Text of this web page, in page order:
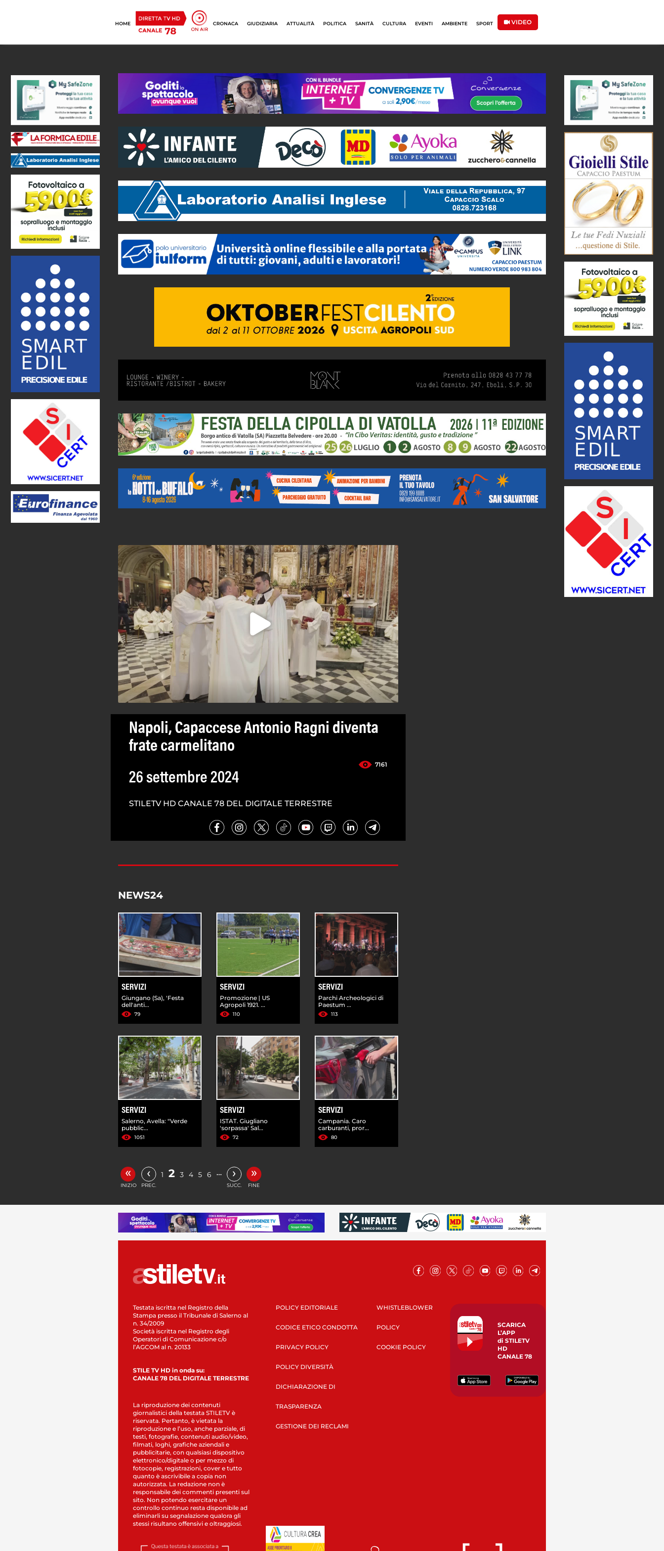
HOME CRONACA GIUDIZIARIA ATTUALITÀ POLITICA SANITÀ CULTURA EVENTI AMBIENTE SPORT VIDEO
Napoli, Capaccese Antonio Ragni diventa
frate carmelitano
7161
26 settembre 2024
STILETV HD CANALE 78 DEL DIGITALE TERRESTRE
NEWS24
SERVIZI
Giungano (Sa), 'Festa
dell'anti...
79
SERVIZI
Promozione | US
Agropoli 1921. ...
110
SERVIZI
Parchi Archeologici di
Paestum ...
113
SERVIZI
Salerno, Avella: "Verde
pubblic...
1051
SERVIZI
ISTAT. Giugliano
'sorpassa' Sal...
72
SERVIZI
Campania. Caro
carburanti, pror...
80
«
INIZIO
‹
PREC.
1 2 3 4 5 6 … ›
SUCC.
»
FINE
Testata iscritta nel Registro della
Stampa presso il Tribunale di Salerno al
n. 34/2009
Società iscritta nel Registro degli
Operatori di Comunicazione c/o
l’AGCOM al n. 20133
STILE TV HD in onda su:
CANALE 78 DEL DIGITALE TERRESTRE
La riproduzione dei contenuti
giornalistici della testata STILETV è
riservata. Pertanto, è vietata la
riproduzione e l’uso, anche parziale, di
testi, fotografie, contenuti audio/video,
filmati, loghi, grafiche aziendali e
pubblicitarie, con qualsiasi dispositivo
elettronico/digitale o per mezzo di
fotocopie, registrazioni, cover e tutto
quanto è ascrivibile a copia non
autorizzata. La redazione non è
responsabile dei commenti presenti sul
sito. Non potendo esercitare un
controllo continuo resta disponibile ad
eliminarli su segnalazione qualora gli
stessi risultano offensivi e oltraggiosi.
POLICY EDITORIALE
CODICE ETICO CONDOTTA
PRIVACY POLICY
POLICY DIVERSITÀ
DICHIARAZIONE DI
TRASPARENZA
GESTIONE DEI RECLAMI
WHISTLEBLOWER
POLICY
COOKIE POLICY
SCARICA
L’APP
di STILETV
HD
CANALE 78